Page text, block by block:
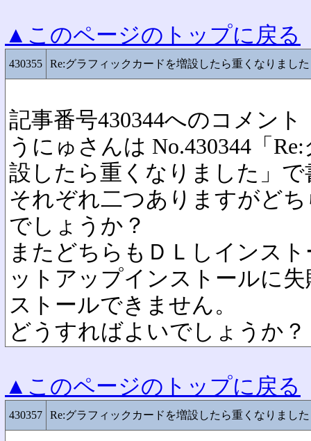
▲このページのトップに戻る
430355 Re:グラフィックカードを増設したら重くなりました
記事番号430344へのコメント
うにゅさんは No.430344「
設したら重くなりました」
それぞれ二つありますがど
でしょうか？
またどちらもＤＬしインス
ットアップインストールに
ストールできません。
どうすればよいでしょうか？
▲このページのトップに戻る
430357 Re:グラフィックカードを増設したら重くなりました